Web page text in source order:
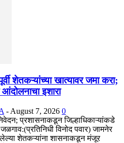
शेतकऱ्यांच्या खात्यावर जमा करा;
इशारा
- August 7, 2026 0
प्रशासनाकडून जिल्हाधिकाऱ्यांकडे
विनोद पवार) जामनेर
शेतकऱ्यांना शासनाकडून मंजूर